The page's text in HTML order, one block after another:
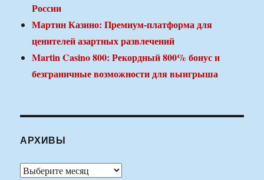
России
Мартин Казино: Премиум-платформа для
ценителей азартных развлечений
Martin Casino 800: Рекордный 800% бонус и
безграничные возможности для выигрыша
АРХИВЫ
Архивы